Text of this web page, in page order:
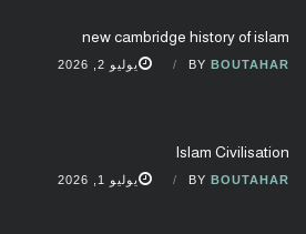
new cambridge history of islam
BY BOUTAHAR يوليو 2, 2026
Islam Civilisation
BY BOUTAHAR يوليو 1, 2026